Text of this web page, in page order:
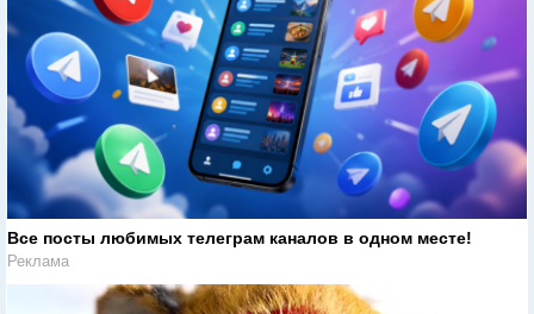
Все посты любимых телеграм каналов в одном месте!
Реклама